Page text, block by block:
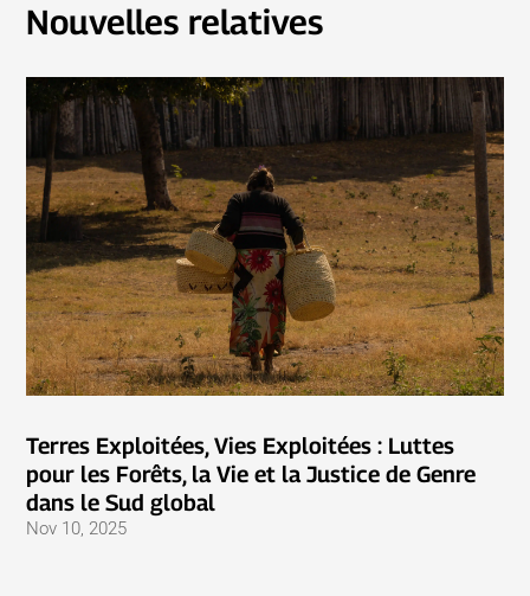
Nouvelles relatives
Terres Exploitées, Vies Exploitées : Luttes
pour les Forêts, la Vie et la Justice de Genre
dans le Sud global
Nov 10, 2025